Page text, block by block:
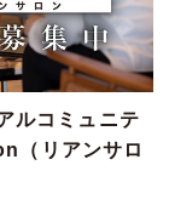
ルコミュニテ
（リアンサロ